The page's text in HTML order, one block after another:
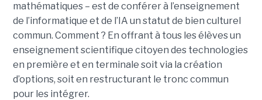
mathématiques – est de conférer à l’enseignement
de l’informatique et de l’IA un statut de bien culturel
commun. Comment ? En offrant à tous les élèves un
enseignement scientifique citoyen des technologies
en première et en terminale soit via la création
d’options, soit en restructurant le tronc commun
pour les intégrer.